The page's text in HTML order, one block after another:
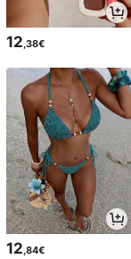
12,38€
12,84€